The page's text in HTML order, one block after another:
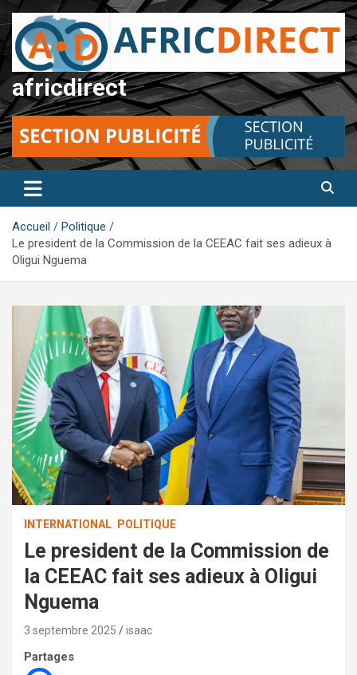
Aller
au
contenu
africdirect
Accueil
Politique
Le president de la Commission de la CEEAC fait ses adieux à
Oligui Nguema
INTERNATIONAL POLITIQUE
Le president de la Commission de
la CEEAC fait ses adieux à Oligui
Nguema
3 septembre 2025 isaac
Partages